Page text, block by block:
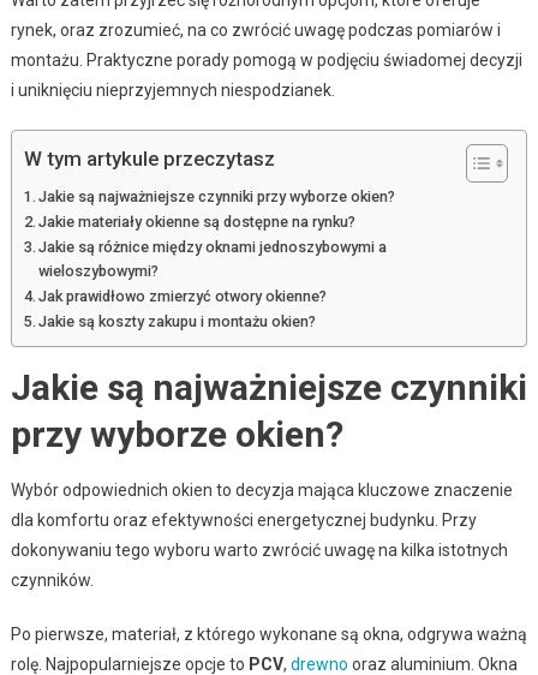
rynek, oraz zrozumieć, na co zwrócić uwagę podczas pomiarów i
montażu. Praktyczne porady pomogą w podjęciu świadomej decyzji
i uniknięciu nieprzyjemnych niespodzianek.
W tym artykule przeczytasz
Jakie są najważniejsze czynniki przy wyborze okien?
Jakie materiały okienne są dostępne na rynku?
Jakie są różnice między oknami jednoszybowymi a
wieloszybowymi?
Jak prawidłowo zmierzyć otwory okienne?
Jakie są koszty zakupu i montażu okien?
Jakie są najważniejsze czynniki
przy wyborze okien?
Wybór odpowiednich okien to decyzja mająca kluczowe znaczenie
dla komfortu oraz efektywności energetycznej budynku. Przy
dokonywaniu tego wyboru warto zwrócić uwagę na kilka istotnych
czynników.
Po pierwsze, materiał, z którego wykonane są okna, odgrywa ważną
rolę. Najpopularniejsze opcje to PCV, drewno oraz aluminium. Okna